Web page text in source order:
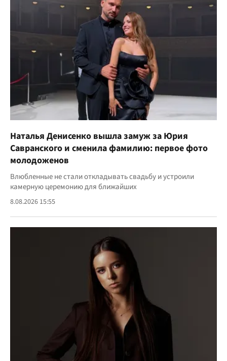
Наталья Денисенко вышла замуж за Юрия
Савранского и сменила фамилию: первое фото
молодоженов
Влюбленные не стали откладывать свадьбу и устроили
камерную церемонию для ближайших
8.08.2026 15:55